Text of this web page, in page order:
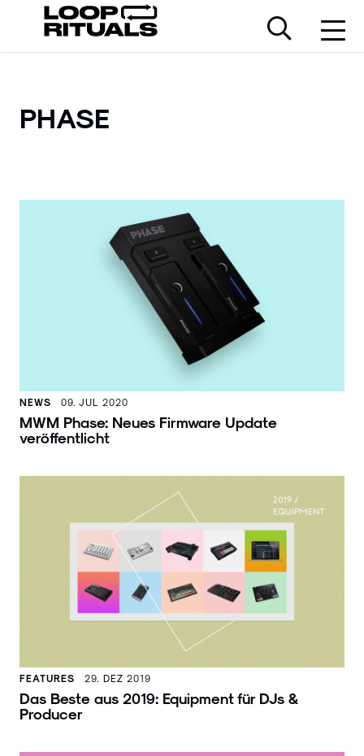
PHASE
NEWS 09. JUL 2020
MWM Phase: Neues Firmware Update
veröffentlicht
FEATURES 29. DEZ 2019
Das Beste aus 2019: Equipment für DJs &
Producer